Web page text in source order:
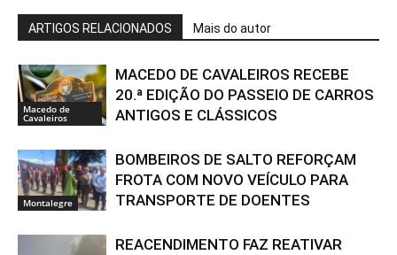
ARTIGOS RELACIONADOS Mais do autor
Macedo de
Cavaleiros
MACEDO DE CAVALEIROS RECEBE
20.ª EDIÇÃO DO PASSEIO DE CARROS
ANTIGOS E CLÁSSICOS
Montalegre
BOMBEIROS DE SALTO REFORÇAM
FROTA COM NOVO VEÍCULO PARA
TRANSPORTE DE DOENTES
REACENDIMENTO FAZ REATIVAR